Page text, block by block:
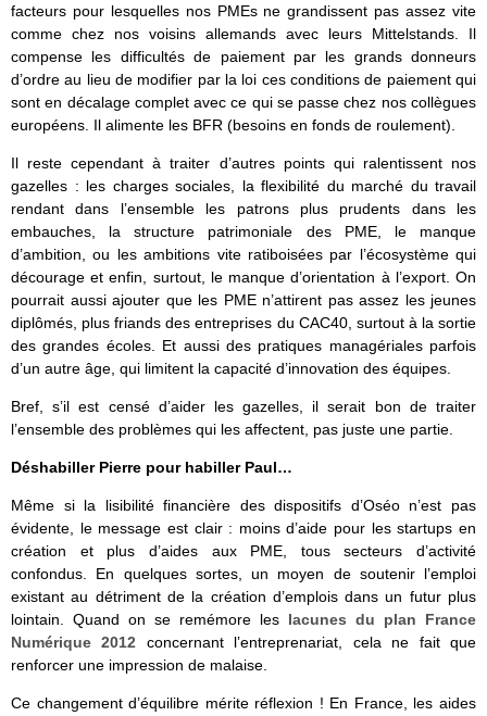
facteurs pour lesquelles nos PMEs ne grandissent pas assez vite
comme chez nos voisins allemands avec leurs Mittelstands. Il
compense les difficultés de paiement par les grands donneurs
d’ordre au lieu de modifier par la loi ces conditions de paiement qui
sont en décalage complet avec ce qui se passe chez nos collègues
européens. Il alimente les BFR (besoins en fonds de roulement).
Il reste cependant à traiter d’autres points qui ralentissent nos
gazelles : les charges sociales, la flexibilité du marché du travail
rendant dans l’ensemble les patrons plus prudents dans les
embauches, la structure patrimoniale des PME, le manque
d’ambition, ou les ambitions vite ratiboisées par l’écosystème qui
décourage et enfin, surtout, le manque d’orientation à l’export. On
pourrait aussi ajouter que les PME n’attirent pas assez les jeunes
diplômés, plus friands des entreprises du CAC40, surtout à la sortie
des grandes écoles. Et aussi des pratiques managériales parfois
d’un autre âge, qui limitent la capacité d’innovation des équipes.
Bref, s’il est censé d’aider les gazelles, il serait bon de traiter
l’ensemble des problèmes qui les affectent, pas juste une partie.
Déshabiller Pierre pour habiller Paul…
Même si la lisibilité financière des dispositifs d’Oséo n’est pas
évidente, le message est clair : moins d’aide pour les startups en
création et plus d’aides aux PME, tous secteurs d’activité
confondus. En quelques sortes, un moyen de soutenir l’emploi
existant au détriment de la création d’emplois dans un futur plus
lointain. Quand on se remémore les lacunes du plan France
Numérique 2012 concernant l’entreprenariat, cela ne fait que
renforcer une impression de malaise.
Ce changement d’équilibre mérite réflexion ! En France, les aides